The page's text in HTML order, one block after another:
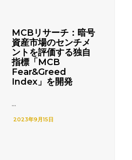
MCBリサーチ：暗号
資産市場のセンチメ
ントを評価する独自
指標「MCB
Fear&Greed
Index」を開発
...
2023年9月15日